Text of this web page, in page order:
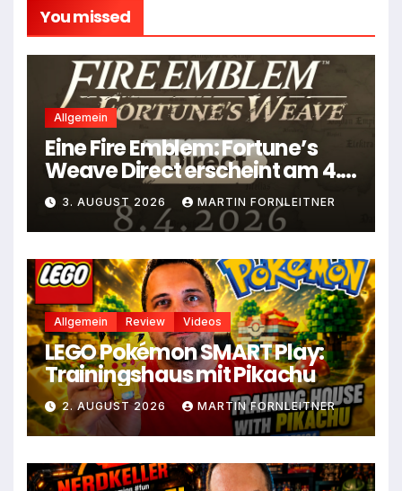
You missed
Allgemein
Eine Fire Emblem: Fortune’s
Weave Direct erscheint am 4.
August
3. AUGUST 2026 MARTIN FORNLEITNER
Allgemein Review Videos
LEGO Pokémon SMART Play:
Trainingshaus mit Pikachu
2. AUGUST 2026 MARTIN FORNLEITNER